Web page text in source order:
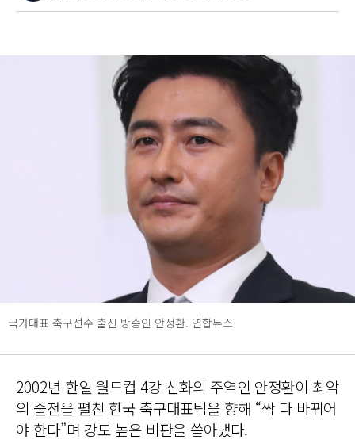
국가대표 축구선수 출신 방송인 안정환. 연합뉴스
2002년 한일 월드컵 4강 신화의 주역인 안정환이 최악
의 졸전을 펼친 한국 축구대표팀을 향해 “싹 다 바뀌어
야 한다”며 강도 높은 비판을 쏟아냈다.